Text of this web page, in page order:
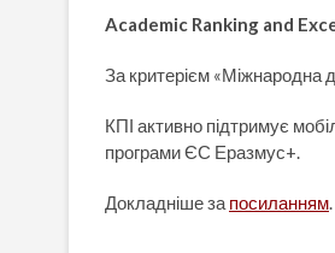
Academic Ranking and
За критерієм «Міжнародна
КПІ активно підтримує
програми ЄС Еразмус+.
Докладніше за посиланням.